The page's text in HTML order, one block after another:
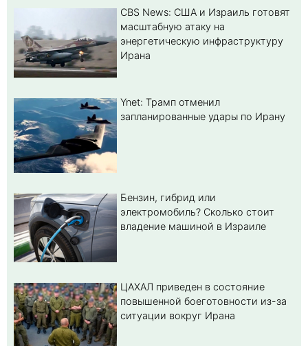
CBS News: США и Израиль готовят
масштабную атаку на
энергетическую инфраструктуру
Ирана
Ynet: Трамп отменил
запланированные удары по Ирану
Бензин, гибрид или
электромобиль? Cколько стоит
владение машиной в Израиле
ЦАХАЛ приведен в состояние
повышенной боеготовности из-за
ситуации вокруг Ирана